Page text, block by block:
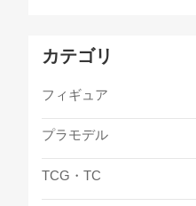
カテゴリ
フィギュア
プラモデル
TCG・TC